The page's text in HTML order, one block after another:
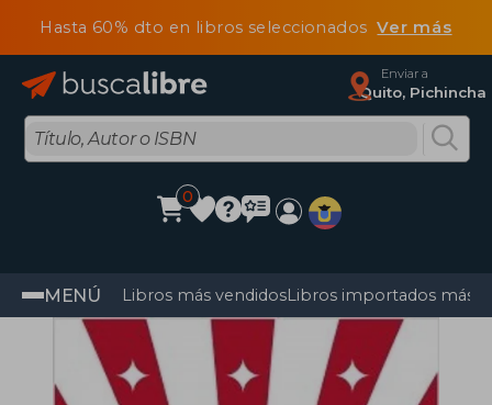
Hasta 60% dto en libros seleccionadosVer más
Enviar a
Quito, Pichincha
0
MENÚ Libros más vendidosLibros importados más